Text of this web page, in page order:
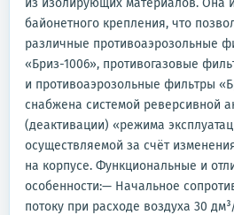
из изолирующих материалов. Она
байонетного крепления, что
различные противоаэрозольные
«Бриз-1006», противогазовые
и противоаэрозольные фильтры
снабжена системой реверсивной
(деактивации) «режима
осуществляемой за счёт
на корпусе. Функциональные и
особенности:— Начальное
потоку при расходе воздуха 30